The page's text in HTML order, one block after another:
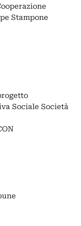
Stampone
Sociale Società